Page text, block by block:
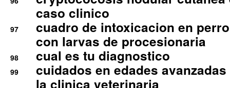
caso clinico
97
cuadro de intoxicacion en
con larvas de procesionaria
98 cual es tu diagnostico
99
cuidados en edades
la clinica veterinaria